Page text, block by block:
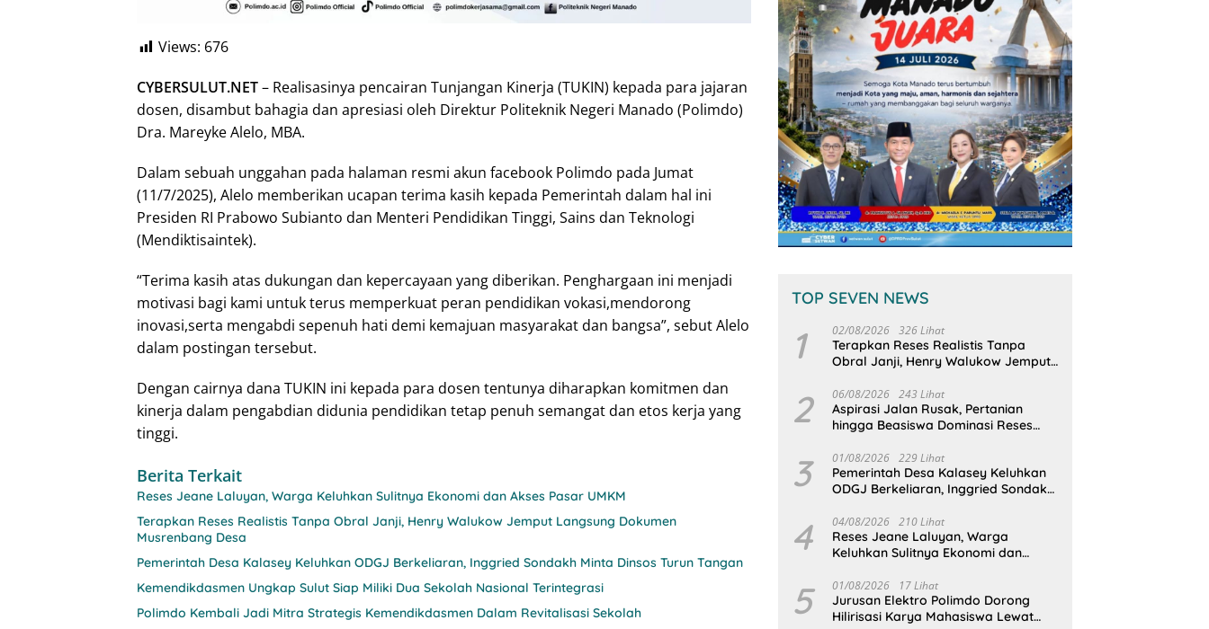
Views: 676
CYBERSULUT.NET– Realisasinya pencairan Tunjangan Kinerja (TUKIN) kepada para jajaran
dosen, disambut bahagia dan apresiasi oleh Direktur Politeknik Negeri Manado (Polimdo)
Dra. Mareyke Alelo, MBA.
Dalam sebuah unggahan pada halaman resmi akun facebook Polimdo pada Jumat
(11/7/2025), Alelo memberikan ucapan terima kasih kepada Pemerintah dalam hal ini
Presiden RI Prabowo Subianto dan Menteri Pendidikan Tinggi, Sains dan Teknologi
(Mendiktisaintek).
“Terima kasih atas dukungan dan kepercayaan yang diberikan. Penghargaan ini menjadi
motivasi bagi kami untuk terus memperkuat peran pendidikan vokasi,mendorong
inovasi,serta mengabdi sepenuh hati demi kemajuan masyarakat dan bangsa”, sebut Alelo
dalam postingan tersebut.
Dengan cairnya dana TUKIN ini kepada para dosen tentunya diharapkan komitmen dan
kinerja dalam pengabdian didunia pendidikan tetap penuh semangat dan etos kerja yang
tinggi.
Berita Terkait
Reses Jeane Laluyan, Warga Keluhkan Sulitnya Ekonomi dan Akses Pasar UMKM
Terapkan Reses Realistis Tanpa Obral Janji, Henry Walukow Jemput Langsung Dokumen
Musrenbang Desa
Pemerintah Desa Kalasey Keluhkan ODGJ Berkeliaran, Inggried Sondakh Minta Dinsos Turun Tangan
Kemendikdasmen Ungkap Sulut Siap Miliki Dua Sekolah Nasional Terintegrasi
Polimdo Kembali Jadi Mitra Strategis Kemendikdasmen Dalam Revitalisasi Sekolah
TOP SEVEN NEWS
1 02/08/2026 326 Lihat
Terapkan Reses Realistis Tanpa
Obral Janji, Henry Walukow Jemput
Desa
2 06/08/2026 243 Lihat
Aspirasi Jalan Rusak, Pertanian
hingga Beasiswa Dominasi Reses
3 01/08/2026 229 Lihat
Pemerintah Desa Kalasey Keluhkan
ODGJ Berkeliaran, Inggried Sondakh
4 04/08/2026 210 Lihat
Reses Jeane Laluyan, Warga
Keluhkan Sulitnya Ekonomi dan
5 01/08/2026 17 Lihat
Jurusan Elektro Polimdo Dorong
Hilirisasi Karya Mahasiswa Lewat